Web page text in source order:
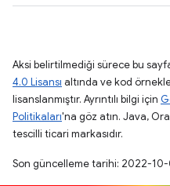
Aksi belirtilmediği sürece bu
4.0 Lisansı altında ve kod
lisanslanmıştır. Ayrıntılı bilgi için
Politikaları'na göz atın. Java,
tescilli ticari markasıdır.
Son güncelleme tarihi: 2022-10-